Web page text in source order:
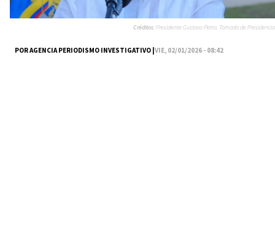
POR AGENCIA PERIODISMO INVESTIGATIVO |VIE, 02/01/2026 - 08:42
Créditos:Presidente Gustavo Petro. Tomada de Presidencia